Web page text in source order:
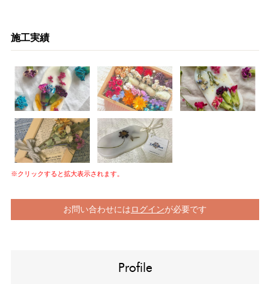
施工実績
※クリックすると拡大表示されます。
お問い合わせにはログインが必要です
Profile